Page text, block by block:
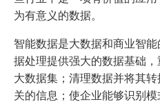
为有意义的数据。
智能数据是大数据和商业智
据处理提供强大的数据基础
大数据集；清理数据并将其
关的信息；使企业能够识别